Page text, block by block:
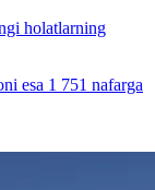
holatlarning
esa 1 751 nafarga